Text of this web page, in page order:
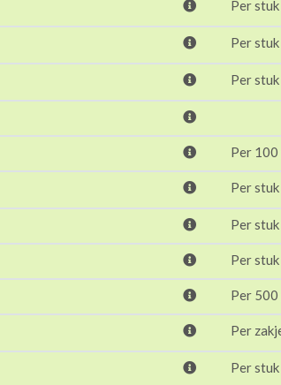
Per stuk
Per stuk
Per stuk
Per
Per stuk
Per stuk
Per stuk
Per
Per
Per stuk